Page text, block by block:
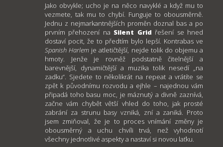
Jako obvykle; ucho je na něco navyklé a když mu to
vezmete, tak mu to chybí. Funguje to obousměrně.
Jednu z nejmarkantnějších proměn doznal bas a po
prvním přehození na Silent Grid řešení se hned
dostaví pocit, že to předtím bylo lepší. Kontrabas ve
Spanish Harlem je atletičtější, nejde tolik do objemu a
hmoty. Jenže je rovněž podstatně čitelnější a
barevnější, dynamičtější a muzika tolik nesedí „na
zadku“. Sjedete to několikrát na repeat a vrátíte se
zpět k původnímu rozvodu a ejhle – najednou vám
připadá toho basu moc, je máznutý a divně zaznívá,
začne vám chybět větší vhled do toho, jak prosté
zabrání za strunu basy vzniká, zní a zaniká. Proto
jsem zmiňoval, že je to proces vnímání změny je
obousměrný a uchu chvíli trvá, než vyhodnotí
všechny jednotlivé aspekty a nastaví si novou laťku.